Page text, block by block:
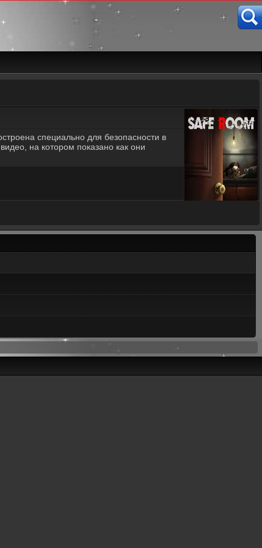
специально для безопасности в
на котором показано как они